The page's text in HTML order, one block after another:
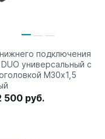
подключения
универсальный с
М30х1,5
500 руб.